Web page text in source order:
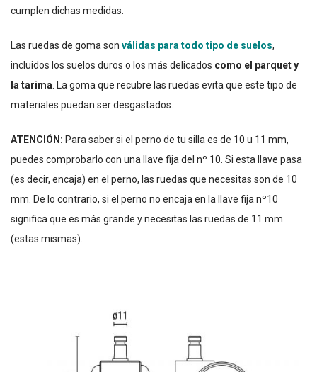
cumplen dichas medidas.
Las ruedas de goma son válidas para todo tipo de suelos,
incluidos los suelos duros o los más delicados como el parquet y
la tarima . La goma que recubre las ruedas evita que este tipo de
materiales puedan ser desgastados.
ATENCIÓN: Para saber si el perno de tu silla es de 10 u 11 mm,
puedes comprobarlo con una llave fija del nº 10. Si esta llave pasa
(es decir, encaja) en el perno, las ruedas que necesitas son de 10
mm. De lo contrario, si el perno no encaja en la llave fija nº10
significa que es más grande y necesitas las ruedas de 11 mm
(estas mismas).